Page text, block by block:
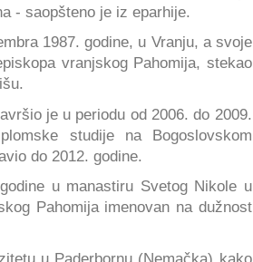
- saopšteno je iz eparhije.
1987. godine, u Vranju, a svoje
vranjskog Pahomija, stekao
je u periodu od 2006. do 2009.
studije na Bogoslovskom
do 2012. godine.
u manastiru Svetog Nikole u
Pahomija imenovan na dužnost
u Paderbornu (Nemačka) kako